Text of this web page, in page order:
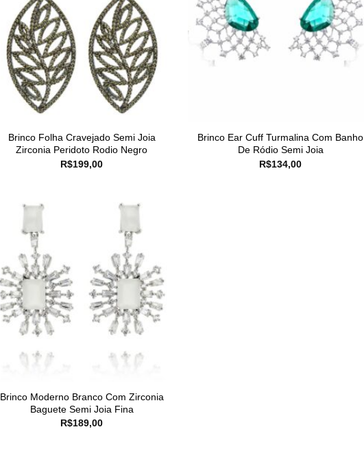
Brinco Folha Cravejado Semi Joia
Zirconia Peridoto Rodio Negro
R$199,00
Brinco Ear Cuff Turmalina Com Banho
De Ródio Semi Joia
R$134,00
Brinco Moderno Branco Com Zirconia
Baguete Semi Joia Fina
R$189,00